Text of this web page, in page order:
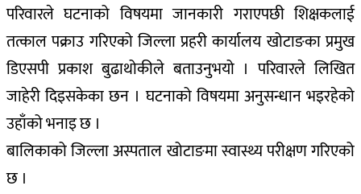
परिवारले घटनाको विषयमा जानकारी गराएपछी शिक्षकलाई
तत्काल पक्राउ गरिएको जिल्ला प्रहरी कार्यालय खोटाङका प्रमुख
डिएसपी प्रकाश बुढाथोकीले बताउनुभयो । परिवारले लिखित
जाहेरी दिइसकेका छन । घटनाको विषयमा अनुसन्धान भइरहेको
उहाँको भनाइ छ ।
बालिकाको जिल्ला अस्पताल खोटाङमा स्वास्थ्य परीक्षण गरिएको
छ ।